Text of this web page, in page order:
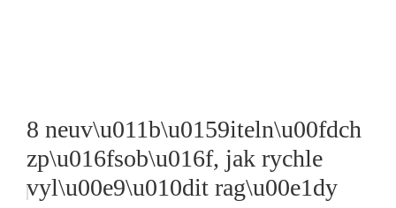
8 neuv\u011b\u0159iteln\u00fdch
zp\u016fsob\u016f, jak rychle
vyl\u00e9\u010dit rag\u00e1dy